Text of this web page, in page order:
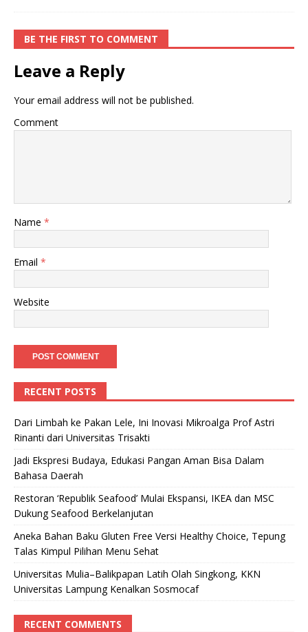
BE THE FIRST TO COMMENT
Leave a Reply
Your email address will not be published.
Comment
Name *
Email *
Website
RECENT POSTS
Dari Limbah ke Pakan Lele, Ini Inovasi Mikroalga Prof Astri
Rinanti dari Universitas Trisakti
Jadi Ekspresi Budaya, Edukasi Pangan Aman Bisa Dalam
Bahasa Daerah
Restoran ‘Republik Seafood’ Mulai Ekspansi, IKEA dan MSC
Dukung Seafood Berkelanjutan
Aneka Bahan Baku Gluten Free Versi Healthy Choice, Tepung
Talas Kimpul Pilihan Menu Sehat
Universitas Mulia–Balikpapan Latih Olah Singkong, KKN
Universitas Lampung Kenalkan Sosmocaf
RECENT COMMENTS